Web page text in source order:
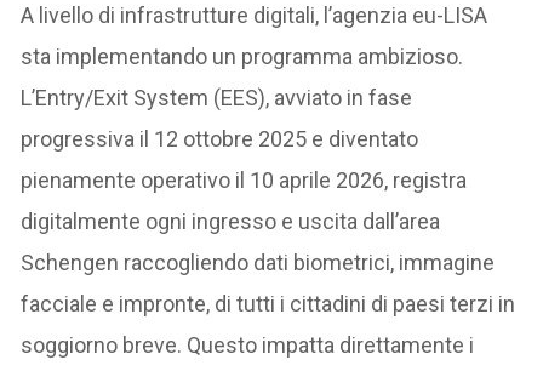
A livello di infrastrutture digitali, l’agenzia eu-LISA
sta implementando un programma ambizioso.
L’Entry/Exit System (EES), avviato in fase
progressiva il 12 ottobre 2025 e diventato
pienamente operativo il 10 aprile 2026, registra
digitalmente ogni ingresso e uscita dall’area
Schengen raccogliendo dati biometrici, immagine
facciale e impronte, di tutti i cittadini di paesi terzi in
soggiorno breve. Questo impatta direttamente i